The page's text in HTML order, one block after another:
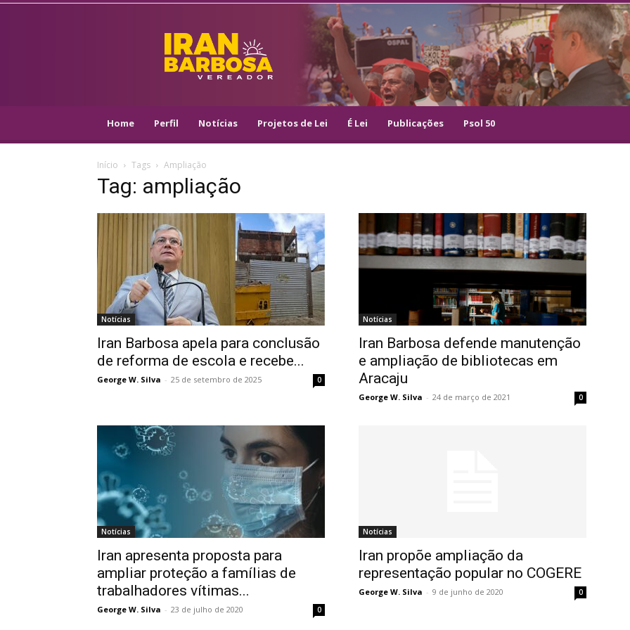
IRAN
BARBOSA
–
VEREADOR
–
Home Perfil Notícias Projetos de Lei É Lei Publicações Psol 50
Início Tags Ampliação
Tag: ampliação
Notícias
Iran Barbosa apela para conclusão
de reforma de escola e recebe...
George W. Silva - 25 de setembro de 2025 0
Notícias
Iran Barbosa defende manutenção
e ampliação de bibliotecas em
Aracaju
George W. Silva - 24 de março de 2021 0
Notícias
Iran apresenta proposta para
ampliar proteção a famílias de
trabalhadores vítimas...
George W. Silva - 23 de julho de 2020 0
Notícias
Iran propõe ampliação da
representação popular no COGERE
George W. Silva - 9 de junho de 2020 0